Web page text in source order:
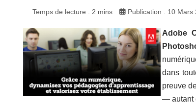
Temps de lecture : 2 mins Publication : 10 Mars
Adobe
dans
preuve
— autant